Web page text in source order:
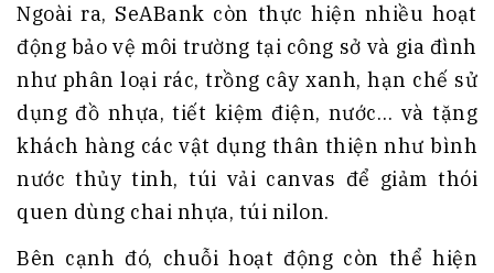
Ngoài ra, SeABank còn thực hiện nhiều hoạt
động bảo vệ môi trường tại công sở và gia đình
như phân loại rác, trồng cây xanh, hạn chế sử
dụng đồ nhựa, tiết kiệm điện, nước… và tặng
khách hàng các vật dụng thân thiện như bình
nước thủy tinh, túi vải canvas để giảm thói
quen dùng chai nhựa, túi nilon.
Bên cạnh đó, chuỗi hoạt động còn thể hiện